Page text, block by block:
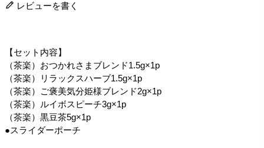
レビューを書く
【セット内容】
（茶楽）おつかれさまブレンド1.5g×1p
（茶楽）リラックスハーブ1.5g×1p
（茶楽）ご褒美気分姫様ブレンド2g×1p
（茶楽）ルイボスピーチ3g×1p
（茶楽）黒豆茶5g×1p
●スライダーポーチ